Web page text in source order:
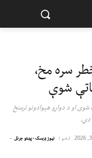
سره مخ،
شوې
شوی او د دواړو هېوادونو ترمنځ
دي.
لخوا نیوز ډېسک - پښتو جرنل -